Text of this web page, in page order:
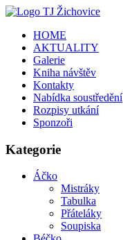
HOME
AKTUALITY
Galerie
Kniha návštěv
Kontakty
Nabídka soustředění
Rozpisy utkání
Sponzoři
Kategorie
Áčko
Mistráky
Tabulka
Přáteláky
Soupiska